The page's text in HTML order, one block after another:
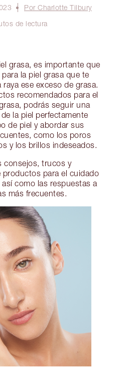
Por Charlotte Tilbury
de lectura
grasa, es importante que
la piel grasa que te
ese exceso de grasa.
recomendados para el
podrás seguir una
la piel perfectamente
de piel y abordar sus
como los poros
y los brillos indeseados.
consejos, trucos y
productos para el cuidado
como las respuestas a
más frecuentes.